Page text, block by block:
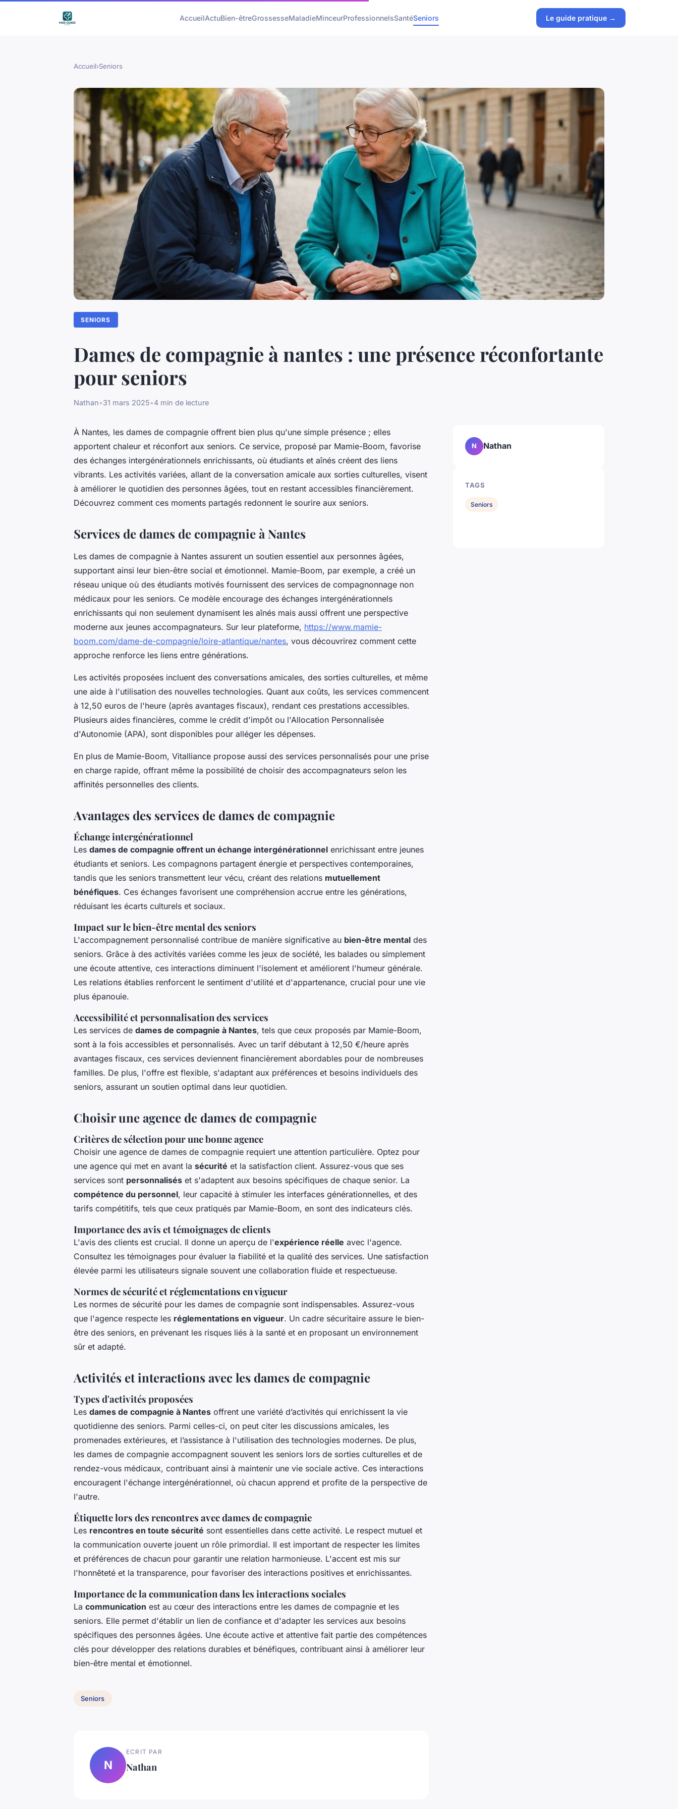
AccueilActuBien-êtreGrossesseMaladieMinceurProfessionnelsSantéSeniors Le guide pratique →
Accueil›Seniors
SENIORS
Dames de compagnie à nantes : une présence réconfortante
pour seniors
Nathan•31 mars 2025•4 min de lecture
À Nantes, les dames de compagnie offrent bien plus qu'une simple présence ; elles
apportent chaleur et réconfort aux seniors. Ce service, proposé par Mamie-Boom, favorise
des échanges intergénérationnels enrichissants, où étudiants et aînés créent des liens
vibrants. Les activités variées, allant de la conversation amicale aux sorties culturelles, visent
à améliorer le quotidien des personnes âgées, tout en restant accessibles financièrement.
Découvrez comment ces moments partagés redonnent le sourire aux seniors.
Services de dames de compagnie à Nantes
Les dames de compagnie à Nantes assurent un soutien essentiel aux personnes âgées,
supportant ainsi leur bien-être social et émotionnel. Mamie-Boom, par exemple, a créé un
réseau unique où des étudiants motivés fournissent des services de compagnonnage non
médicaux pour les seniors. Ce modèle encourage des échanges intergénérationnels
enrichissants qui non seulement dynamisent les aînés mais aussi offrent une perspective
moderne aux jeunes accompagnateurs. Sur leur plateforme, https://www.mamie-
boom.com/dame-de-compagnie/loire-atlantique/nantes, vous découvrirez comment cette
approche renforce les liens entre générations.
Les activités proposées incluent des conversations amicales, des sorties culturelles, et même
une aide à l'utilisation des nouvelles technologies. Quant aux coûts, les services commencent
à 12,50 euros de l'heure (après avantages fiscaux), rendant ces prestations accessibles.
Plusieurs aides financières, comme le crédit d'impôt ou l'Allocation Personnalisée
d'Autonomie (APA), sont disponibles pour alléger les dépenses.
En plus de Mamie-Boom, Vitalliance propose aussi des services personnalisés pour une prise
en charge rapide, offrant même la possibilité de choisir des accompagnateurs selon les
affinités personnelles des clients.
Avantages des services de dames de compagnie
Échange intergénérationnel
Les dames de compagnie offrent un échange intergénérationnel enrichissant entre jeunes
étudiants et seniors. Les compagnons partagent énergie et perspectives contemporaines,
tandis que les seniors transmettent leur vécu, créant des relations mutuellement
bénéfiques. Ces échanges favorisent une compréhension accrue entre les générations,
réduisant les écarts culturels et sociaux.
Impact sur le bien-être mental des seniors
L'accompagnement personnalisé contribue de manière significative au bien-être mental des
seniors. Grâce à des activités variées comme les jeux de société, les balades ou simplement
une écoute attentive, ces interactions diminuent l'isolement et améliorent l'humeur générale.
Les relations établies renforcent le sentiment d'utilité et d'appartenance, crucial pour une vie
plus épanouie.
Accessibilité et personnalisation des services
Les services de dames de compagnie à Nantes, tels que ceux proposés par Mamie-Boom,
sont à la fois accessibles et personnalisés. Avec un tarif débutant à 12,50 €/heure après
avantages fiscaux, ces services deviennent financièrement abordables pour de nombreuses
familles. De plus, l'offre est flexible, s'adaptant aux préférences et besoins individuels des
seniors, assurant un soutien optimal dans leur quotidien.
Choisir une agence de dames de compagnie
Critères de sélection pour une bonne agence
Choisir une agence de dames de compagnie requiert une attention particulière. Optez pour
une agence qui met en avant la sécurité et la satisfaction client. Assurez-vous que ses
services sont personnalisés et s'adaptent aux besoins spécifiques de chaque senior. La
compétence du personnel, leur capacité à stimuler les interfaces générationnelles, et des
tarifs compétitifs, tels que ceux pratiqués par Mamie-Boom, en sont des indicateurs clés.
Importance des avis et témoignages de clients
L'avis des clients est crucial. Il donne un aperçu de l'expérience réelle avec l'agence.
Consultez les témoignages pour évaluer la fiabilité et la qualité des services. Une satisfaction
élevée parmi les utilisateurs signale souvent une collaboration fluide et respectueuse.
Normes de sécurité et réglementations en vigueur
Les normes de sécurité pour les dames de compagnie sont indispensables. Assurez-vous
que l'agence respecte les réglementations en vigueur. Un cadre sécuritaire assure le bien-
être des seniors, en prévenant les risques liés à la santé et en proposant un environnement
sûr et adapté.
Activités et interactions avec les dames de compagnie
Types d'activités proposées
Les dames de compagnie à Nantes offrent une variété d’activités qui enrichissent la vie
quotidienne des seniors. Parmi celles-ci, on peut citer les discussions amicales, les
promenades extérieures, et l’assistance à l'utilisation des technologies modernes. De plus,
les dames de compagnie accompagnent souvent les seniors lors de sorties culturelles et de
rendez-vous médicaux, contribuant ainsi à maintenir une vie sociale active. Ces interactions
encouragent l'échange intergénérationnel, où chacun apprend et profite de la perspective de
l'autre.
Étiquette lors des rencontres avec dames de compagnie
Les rencontres en toute sécurité sont essentielles dans cette activité. Le respect mutuel et
la communication ouverte jouent un rôle primordial. Il est important de respecter les limites
et préférences de chacun pour garantir une relation harmonieuse. L'accent est mis sur
l'honnêteté et la transparence, pour favoriser des interactions positives et enrichissantes.
Importance de la communication dans les interactions sociales
La communication est au cœur des interactions entre les dames de compagnie et les
seniors. Elle permet d'établir un lien de confiance et d'adapter les services aux besoins
spécifiques des personnes âgées. Une écoute active et attentive fait partie des compétences
clés pour développer des relations durables et bénéfiques, contribuant ainsi à améliorer leur
bien-être mental et émotionnel.
Seniors
N
ECRIT PAR
Nathan
N Nathan
TAGS
Seniors